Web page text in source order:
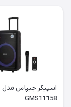
اسپیکر جیپاس مدل
GMS11158